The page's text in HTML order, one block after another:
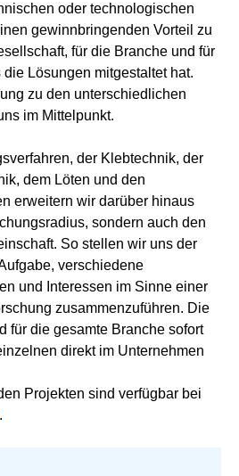
oder technologischen
gewinnbringenden Vorteil zu
für die Branche und für
Lösungen mitgestaltet hat.
zu den unterschiedlichen
im Mittelpunkt.
der Klebtechnik, der
dem Löten und den
erweitern wir darüber hinaus
sondern auch den
So stellen wir uns der
verschiedene
und Interessen im Sinne einer
zusammenzuführen. Die
für die gesamte Branche sofort
direkt im Unternehmen
Projekten sind verfügbar bei
.